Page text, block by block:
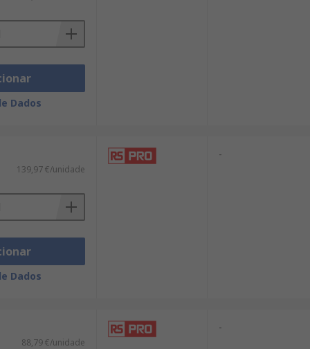
Dados
139,97 €/unidade
Dados
-
88,79 €/unidade
-